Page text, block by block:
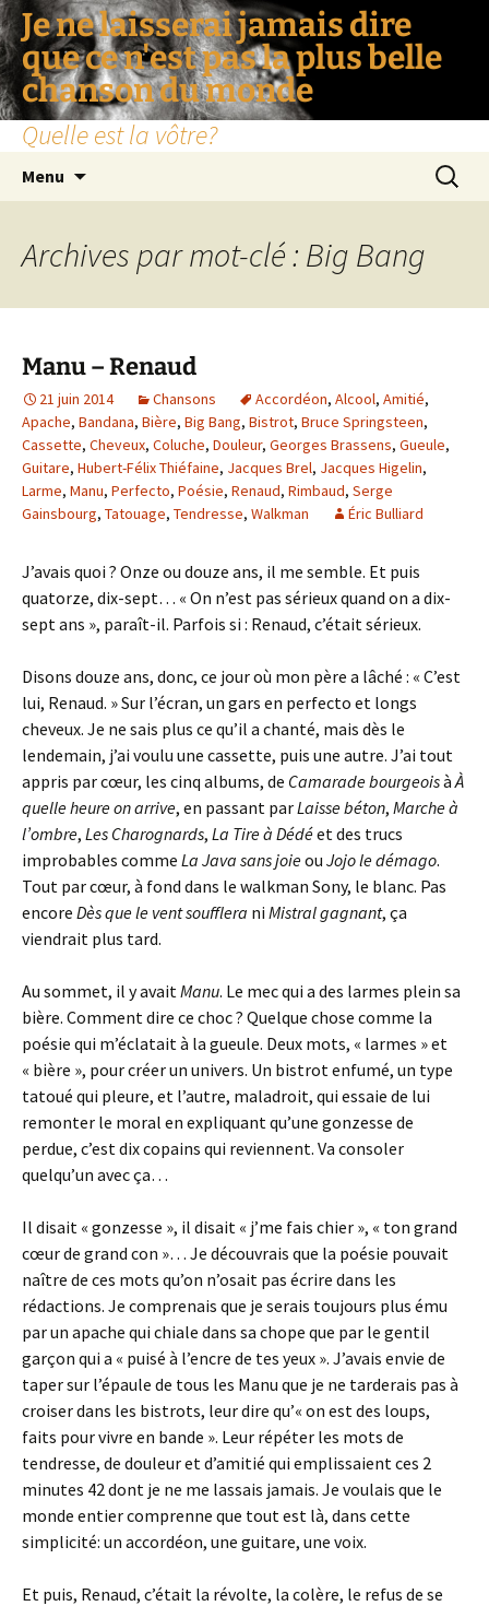
Je ne laisserai jamais dire
que ce n'est pas la plus belle
chanson du monde
Quelle est la vôtre?
Menu
Archives par mot-clé : Big Bang
Manu – Renaud
21 juin 2014 Chansons Accordéon, Alcool, Amitié,
Apache, Bandana, Bière, Big Bang, Bistrot, Bruce Springsteen,
Cassette, Cheveux, Coluche, Douleur, Georges Brassens, Gueule,
Guitare, Hubert-Félix Thiéfaine, Jacques Brel, Jacques Higelin,
Larme, Manu, Perfecto, Poésie, Renaud, Rimbaud, Serge
Gainsbourg, Tatouage, Tendresse, Walkman Éric Bulliard
J’avais quoi ? Onze ou douze ans, il me semble. Et puis
quatorze, dix-sept… « On n’est pas sérieux quand on a dix-
sept ans », paraît-il. Parfois si : Renaud, c’était sérieux.
Disons douze ans, donc, ce jour où mon père a lâché : « C’est
lui, Renaud. » Sur l’écran, un gars en perfecto et longs
cheveux. Je ne sais plus ce qu’il a chanté, mais dès le
lendemain, j’ai voulu une cassette, puis une autre. J’ai tout
appris par cœur, les cinq albums, de Camarade bourgeoisàÀ
quelle heure on arrive, en passant parLaisse béton, Marche à
l’ombre, Les Charognards, La Tire à Dédéet des trucs
improbables comme La Java sans joieou Jojo le démago.
Tout par cœur, à fond dans le walkman Sony, le blanc. Pas
encore Dès que le vent soufflera ni Mistral gagnant, ça
viendrait plus tard.
Au sommet, il y avaitManu. Le mec qui a des larmes plein sa
bière. Comment dire ce choc ? Quelque chose comme la
poésie qui m’éclatait à la gueule. Deux mots, « larmes » et
« bière », pour créer un univers. Un bistrot enfumé, un type
tatoué qui pleure, et l’autre, maladroit, qui essaie de lui
remonter le moral en expliquant qu’une gonzesse de
perdue, c’est dix copains qui reviennent. Va consoler
quelqu’un avec ça…
Il disait « gonzesse », il disait « j’me fais chier », « ton grand
cœur de grand con »… Je découvrais que la poésie pouvait
naître de ces mots qu’on n’osait pas écrire dans les
rédactions. Je comprenais que je serais toujours plus ému
par un apache qui chiale dans sa chope que par le gentil
garçon qui a « puisé à l’encre de tes yeux ». J’avais envie de
taper sur l’épaule de tous les Manu que je ne tarderais pas à
croiser dans les bistrots, leur dire qu’« on est des loups,
faits pour vivre en bande ». Leur répéter les mots de
tendresse, de douleur et d’amitié qui emplissaient ces 2
minutes 42 dont je ne me lassais jamais. Je voulais que le
monde entier comprenne que tout est là, dans cette
simplicité: un accordéon, une guitare, une voix.
Et puis, Renaud, c’était la révolte, la colère, le refus de se